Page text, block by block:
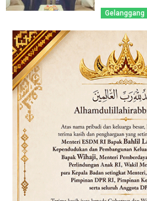
Gelanggang